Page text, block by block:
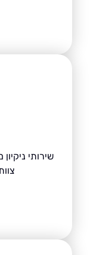
שירותי ניקיון
צוות